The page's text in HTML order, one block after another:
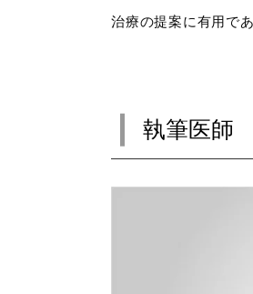
治療の提案に有用で
執筆医師